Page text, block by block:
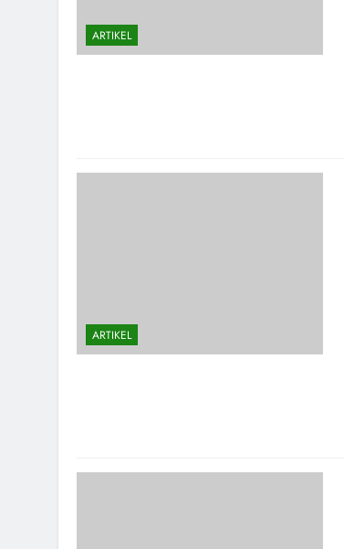
ARTIKEL
ARTIKEL